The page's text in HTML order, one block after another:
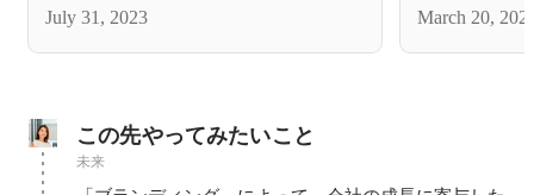
July 31, 2023
March 20,
この先やってみたいこと
未来